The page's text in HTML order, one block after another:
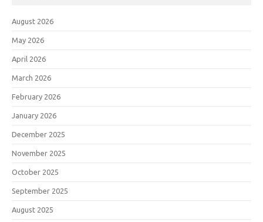
August 2026
May 2026
April 2026
March 2026
February 2026
January 2026
December 2025
November 2025
October 2025
September 2025
August 2025